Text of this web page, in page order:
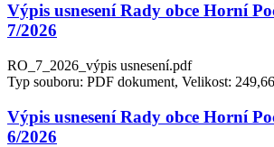
Výpis usnesení Rady obce Horní
7/2026
RO_7_2026_výpis usnesení.pdf
Typ souboru: PDF dokument, Velikost:
Výpis usnesení Rady obce Horní
6/2026